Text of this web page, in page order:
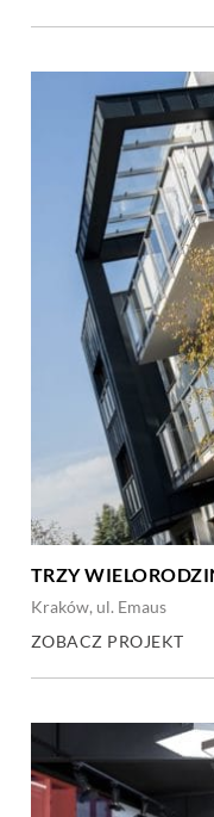
TRZY
Kraków, ul. Emaus
ZOBACZ PROJEKT